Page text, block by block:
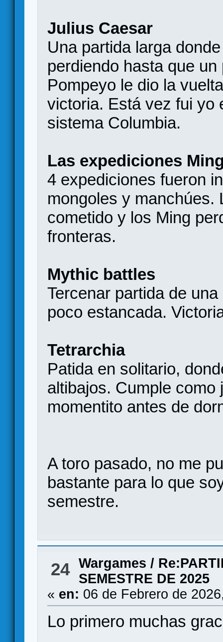
Julius Caesar
Una partida larga
perdiendo hasta que
Pompeyo le dio la
victoria. Está vez fui yo
sistema Columbia.
Las expediciones
4 expediciones fueron
mongoles y manchúes.
cometido y los Ming
fronteras.
Mythic battles
Tercenar partida de
poco estancada.
Tetrarchia
Patida en solitario,
altibajos. Cumple como
momentito antes de
A toro pasado, no me
bastante para lo que
semestre.
24 Wargames /
SEMESTRE DE 2025
« en: 06 de Febrero de
Lo primero muchas